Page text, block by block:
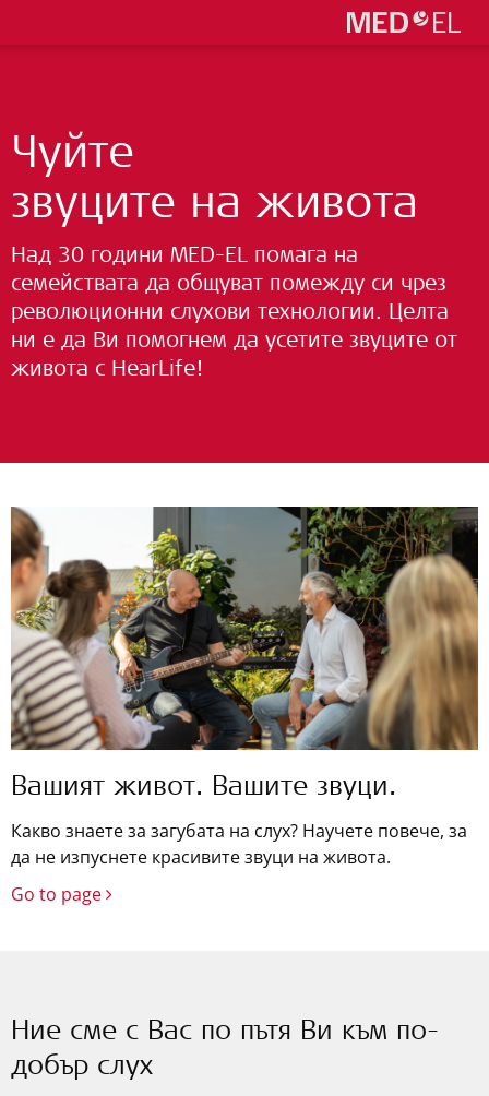
Чуйте
звуците на живота
Над 30 години MED-EL помага на
семействата да общуват помежду си чрез
революционни слухови технологии. Целта
ни е да Ви помогнем да усетите звуците от
живота с HearLife!
Вашият живот. Вашите звуци.
Какво знаете за загубата на слух? Научете повече, за
да не изпуснете красивите звуци на живота.
Go to page
Ние сме с Вас по пътя Ви към по-
добър слух